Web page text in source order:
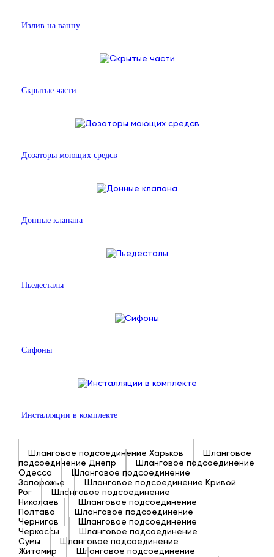
Излив на ванну
Скрытые части
Дозаторы моющих средсв
Донные клапана
Пьедесталы
Сифоны
Инсталляции в комплекте
Шланговое подсоединение Харьков
Шланговое
подсоединение Днепр
Шланговое подсоединение
Одесса
Шланговое подсоединение
Запорожье
Шланговое подсоединение Кривой
Рог
Шланговое подсоединение
Николаев
Шланговое подсоединение
Полтава
Шланговое подсоединение
Чернигов
Шланговое подсоединение
Черкассы
Шланговое подсоединение
Сумы
Шланговое подсоединение
Житомир
Шланговое подсоединение